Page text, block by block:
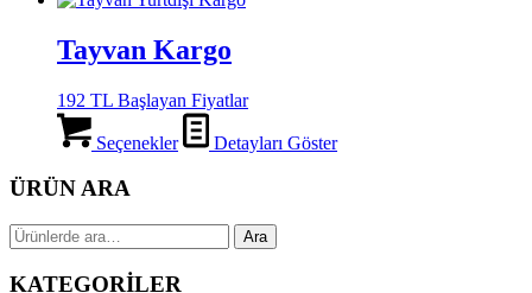
Tayvan Kargo
192 TL Başlayan Fiyatlar
Seçenekler Detayları Göster
ÜRÜN ARA
Ara: Ara
KATEGORİLER